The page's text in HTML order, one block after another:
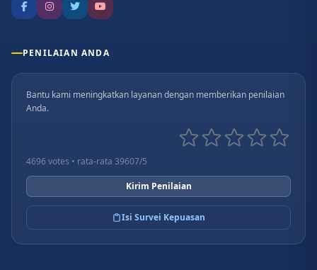
PENILAIAN ANDA
Bantu kami meningkatkan layanan dengan memberikan penilaian
Anda.
4696 votes • rata-rata 39607/5
Kirim Penilaian
Isi Survei Kepuasan